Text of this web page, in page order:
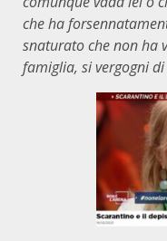
che ha
snaturato che non ha
famiglia, si vergogni di